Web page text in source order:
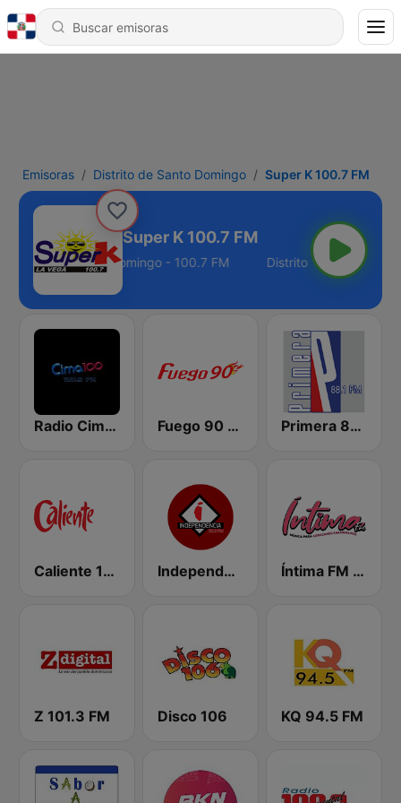
Emisoras Distrito de Santo Domingo Super K 100.7 FM
Super K 100.7 FM
Distrito de Santo Domingo - 100.7 FM
Radio Cima 100.5 FM Fuego 90 La Salsera Primera 88.1 FM
Caliente 104.1 FM Independencia FM Íntima FM Santiago
Z 101.3 FM Disco 106 KQ 94.5 FM